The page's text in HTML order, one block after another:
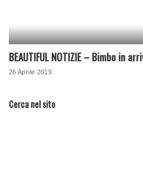
BEAUTIFUL NOTIZIE – Bimbo in
26 Aprile 2019
Cerca nel sito